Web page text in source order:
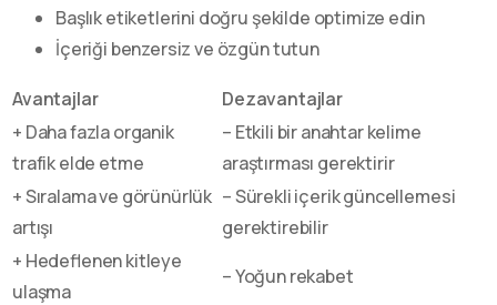
Başlık etiketlerini doğru şekilde optimize edin
İçeriği benzersiz ve özgün tutun
Avantajlar
Dezavantajlar
+ Daha fazla organik
trafik elde etme
– Etkili bir anahtar kelime
araştırması gerektirir
+ Sıralama ve görünürlük
artışı
– Sürekli içerik güncellemesi
gerektirebilir
+ Hedeflenen kitleye
ulaşma
– Yoğun rekabet